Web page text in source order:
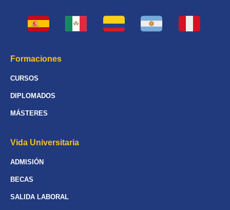
Formaciones
CURSOS
DIPLOMADOS
MÁSTERES
Vida Universitaria
ADMISIÓN
BECAS
SALIDA LABORAL